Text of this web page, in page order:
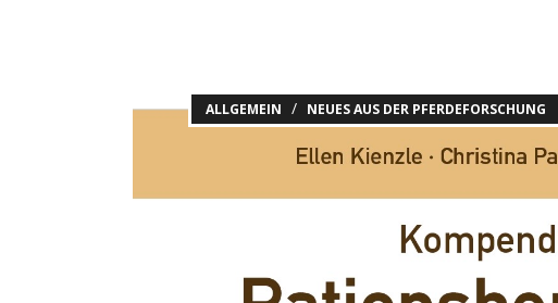
ALLGEMEIN / NEUES AUS DER PFERDEFORSCHUNG